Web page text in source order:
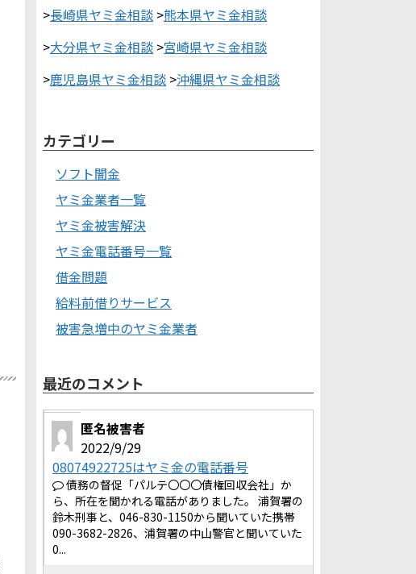
>長崎県ヤミ金相談 >熊本県ヤミ金相談
>大分県ヤミ金相談 >宮崎県ヤミ金相談
>鹿児島県ヤミ金相談 >沖縄県ヤミ金相談
カテゴリー
ソフト闇金
ヤミ金業者一覧
ヤミ金被害解決
ヤミ金電話番号一覧
借金問題
給料前借りサービス
被害急増中のヤミ金業者
最近のコメント
匿名被害者
2022/9/29
08074922725はヤミ金の電話番号
債務の督促「パルテ〇〇〇債権回収会社」か
ら、所在を聞かれる電話がありました。 浦賀署の
鈴木刑事と、046-830-1150から聞いていた携帯
090-3682-2826、浦賀署の中山警官と聞いていた
0...